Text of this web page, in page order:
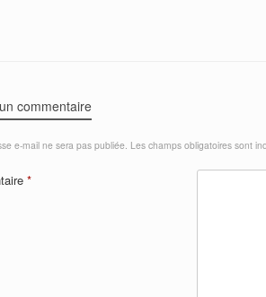
commentaire
e-mail ne sera pas publiée. Les champs obligatoires sont
*